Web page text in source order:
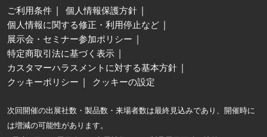
ご利用条件
個人情報保護方針
個人情報に関する修正・利用停止など
展示会・セミナー参加ポリシー
特定商取引法に基づく表示
カスタマーハラスメントに対する基本方針
クッキーポリシー
クッキーの設定
次回開催の出展社数・製品数・来場者数は最終見込みであり、開催時に
は増減の可能性があります。